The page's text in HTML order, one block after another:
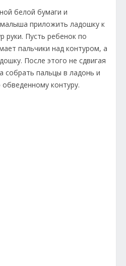
белой бумаги и
приложить ладошку к
руки. Пусть ребенок по
пальчики над контуром, а
После этого не сдвигая
собрать пальцы в ладонь и
контуру.